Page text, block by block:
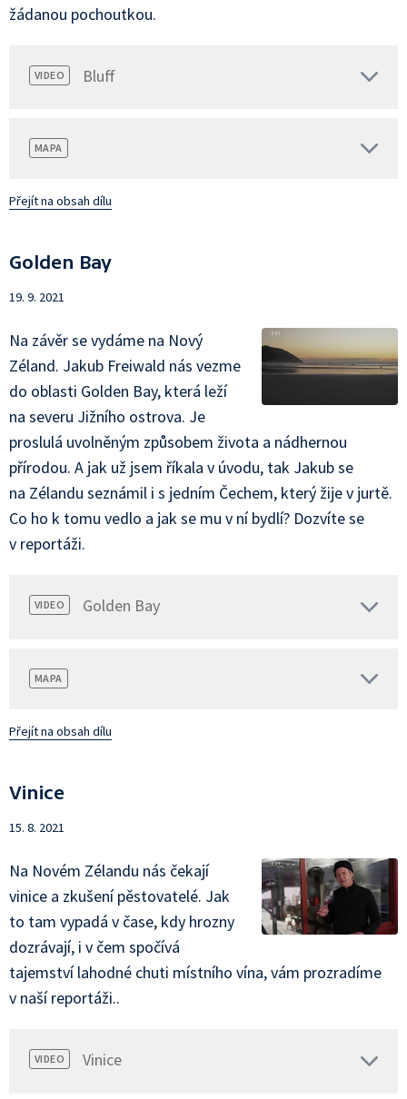
žádanou pochoutkou.
VIDEO Bluff
MAPA
Přejít na obsah dílu
Golden Bay
19. 9. 2021
Na závěr se vydáme na Nový
Zéland. Jakub Freiwald nás vezme
do oblasti Golden Bay, která leží
na severu Jižního ostrova. Je
proslulá uvolněným způsobem života a nádhernou
přírodou. A jak už jsem říkala v úvodu, tak Jakub se
na Zélandu seznámil i s jedním Čechem, který žije v jurtě.
Co ho k tomu vedlo a jak se mu v ní bydlí? Dozvíte se
v reportáži.
VIDEO Golden Bay
MAPA
Přejít na obsah dílu
Vinice
15. 8. 2021
Na Novém Zélandu nás čekají
vinice a zkušení pěstovatelé. Jak
to tam vypadá v čase, kdy hrozny
dozrávají, i v čem spočívá
tajemství lahodné chuti místního vína, vám prozradíme
v naší reportáži..
VIDEO Vinice